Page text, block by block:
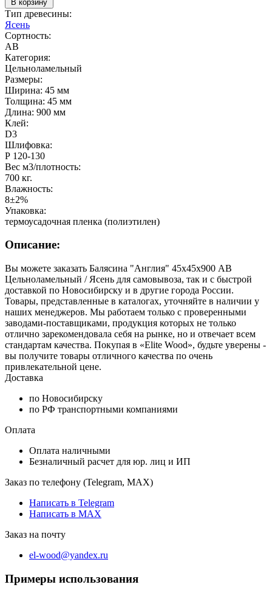
В корзину
Тип древесины:
Ясень
Сортность:
AB
Категория:
Цельноламельный
Размеры:
Ширина: 45 мм
Толщина: 45 мм
Длина: 900 мм
Клей:
D3
Шлифовка:
Р 120-130
Вес м3/плотность:
700 кг.
Влажность:
8±2%
Упаковка:
термоусадочная пленка (полиэтилен)
Описание:
Вы можете заказать Балясина "Англия" 45х45х900 АВ
Цельноламельный / Ясень для самовывоза, так и с быстрой
доставкой по Новосибирску и в другие города России.
Товары, представленные в каталогах, уточняйте в наличии у
наших менеджеров. Мы работаем только с проверенными
заводами-поставщиками, продукция которых не только
отлично зарекомендовала себя на рынке, но и отвечает всем
стандартам качества. Покупая в «Elite Wood», будьте уверены -
вы получите товары отличного качества по очень
привлекательной цене.
Доставка
по Новосибирску
по РФ транспортными компаниями
Оплата
Оплата наличными
Безналичный расчет для юр. лиц и ИП
Заказ по телефону (Telegram, MAX)
Написать в Telegram
Написать в MAX
Заказ на почту
el-wood@yandex.ru
Примеры использования